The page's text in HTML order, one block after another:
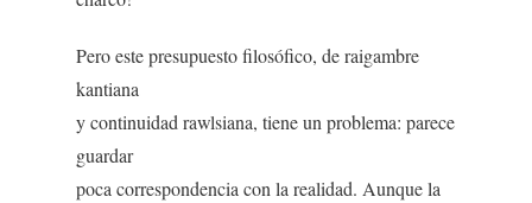
Pero este presupuesto filosófico, de raigambre
kantiana
y continuidad rawlsiana, tiene un problema: parece
guardar
poca correspondencia con la realidad. Aunque la